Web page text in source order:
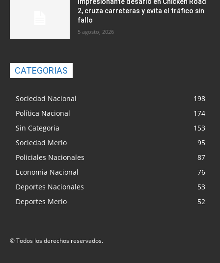
2, cruza carreteras y evita el tráfico sin
fallo
5 agosto, 2026
CATEGORIAS
Sociedad Nacional
198
Política Nacional
174
Sin Categoria
153
Sociedad Merlo
95
Policiales Nacionales
87
Economia Nacional
76
Deportes Nacionales
53
Deportes Merlo
52
© Todos los derechos reservados.